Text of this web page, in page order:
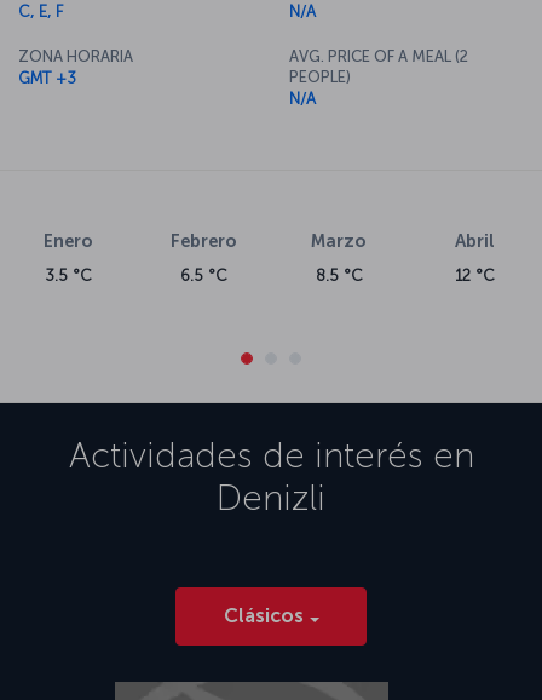
C, E, F
ZONA HORARIA
GMT +3
N/A
AVG. PRICE OF A MEAL (2
PEOPLE)
N/A
Enero
3.5 °C
Febrero
6.5 °C
Marzo
8.5 °C
Abril
12 °C
Actividades de interés en
Denizli
Clásicos